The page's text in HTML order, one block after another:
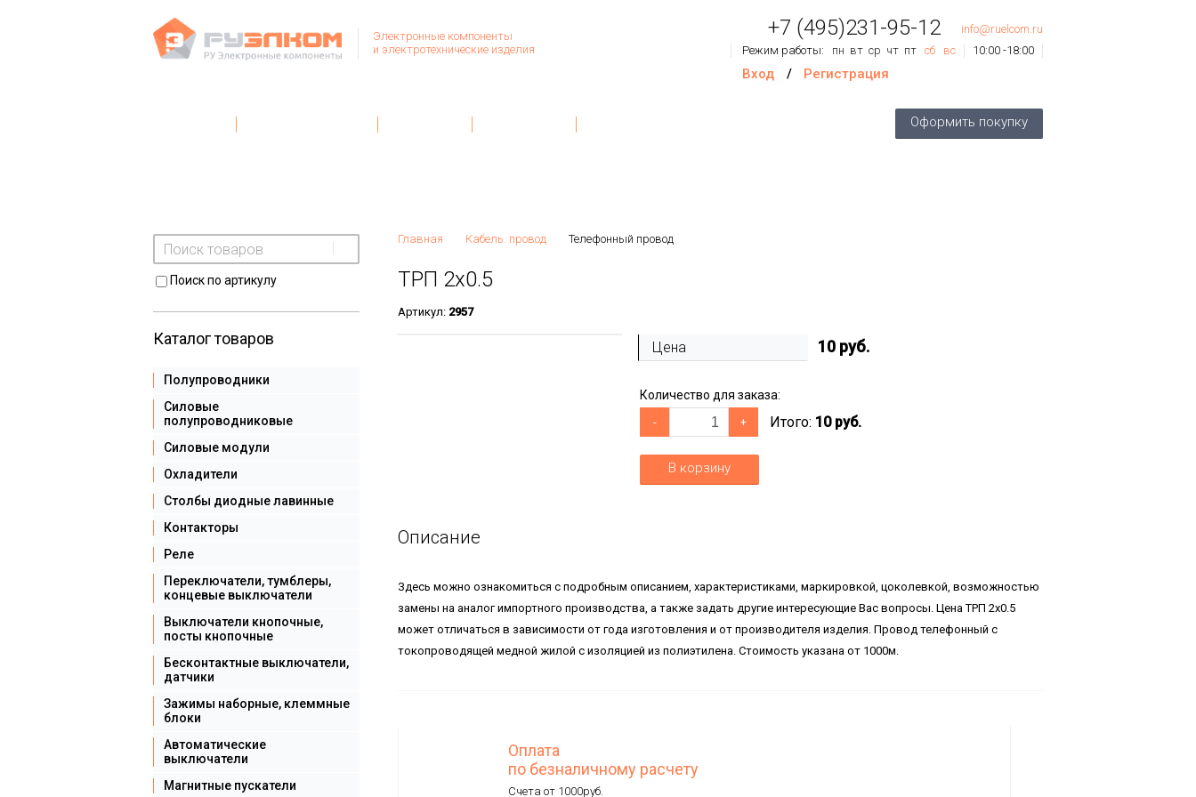
Электронные компоненты
и электротехнические изделия
+7 (495)231-95-12
info@ruelcom.ru
Режим работы:
пн вт ср чт пт сб вс 10:00 -18:00
Вход / Регистрация
Оформить покупку
Главная Кабель. провод Телефонный провод
ТРП 2х0.5
Артикул: 2957
Цена 10 руб.
Количество для заказа:
- + Итого: 10 руб.
В корзину
Описание
Здесь можно ознакомиться с подробным описанием, характеристиками, маркировкой, цоколевкой, возможностью
замены на аналог импортного производства, а также задать другие интересующие Вас вопросы. Цена ТРП 2х0.5
может отличаться в зависимости от года изготовления и от производителя изделия. Провод телефонный с
токопроводящей медной жилой с изоляцией из полиэтилена. Стоимость указана от 1000м.
Оплата
по безналичному расчету
Счета от 1000руб.
Поиск по артикулу
Каталог товаров
Полупроводники
Силовые
полупроводниковые
Силовые модули
Охладители
Столбы диодные лавинные
Контакторы
Реле
Переключатели, тумблеры,
концевые выключатели
Выключатели кнопочные,
посты кнопочные
Бесконтактные выключатели,
датчики
Зажимы наборные, клеммные
блоки
Автоматические
выключатели
Магнитные пускатели